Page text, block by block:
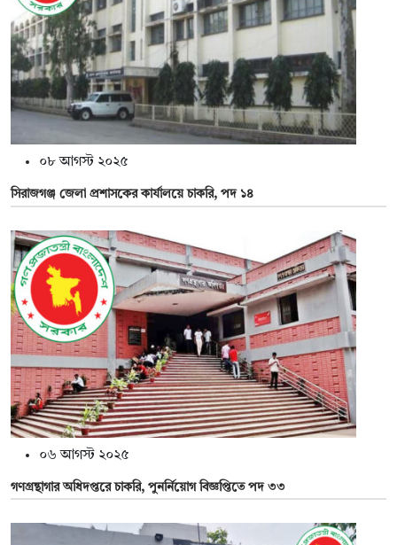
০৮ আগস্ট ২০২৫
সিরাজগঞ্জ জেলা প্রশাসকের কার্যালয়ে চাকরি, পদ ১৪
০৬ আগস্ট ২০২৫
গণগ্রন্থাগার অধিদপ্তরে চাকরি, পুনর্নিয়োগ বিজ্ঞপ্তিতে পদ ৩৩